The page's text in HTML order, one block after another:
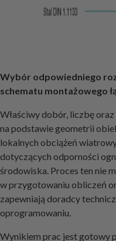
Wybór odpowiedniego
schematu montażowego
Właściwy dobór, liczbę
na podstawie geometrii
lokalnych obciążeń
dotyczących odporności
środowiska. Proces ten nie
w przygotowaniu obliczeń
zapewniają doradcy
oprogramowaniu.
Wynikiem prac jest gotowy